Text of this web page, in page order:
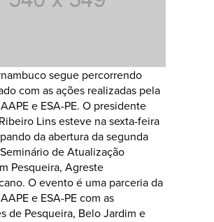
segue percorrendo
com as ações realizadas pela
e ESA-PE. O presidente
Lins esteve na sexta-feira
da abertura da segunda
de Atualização
Pesqueira, Agreste
O evento é uma parceria da
e ESA-PE com as
de Pesqueira, Belo Jardim e